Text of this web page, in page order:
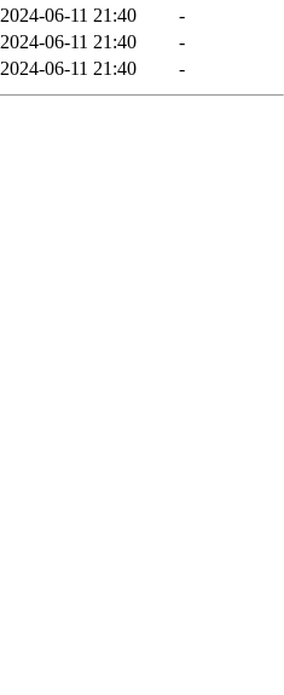
2024-06-11 21:40
-
2024-06-11 21:40
-
2024-06-11 21:40 -